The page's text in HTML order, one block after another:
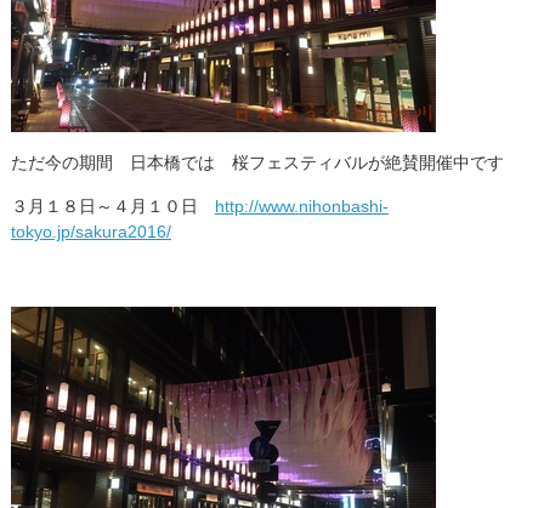
ただ今の期間 日本橋では 桜フェスティバルが絶賛開催中です
３月１８日～４月１０日 http://www.nihonbashi-
tokyo.jp/sakura2016/